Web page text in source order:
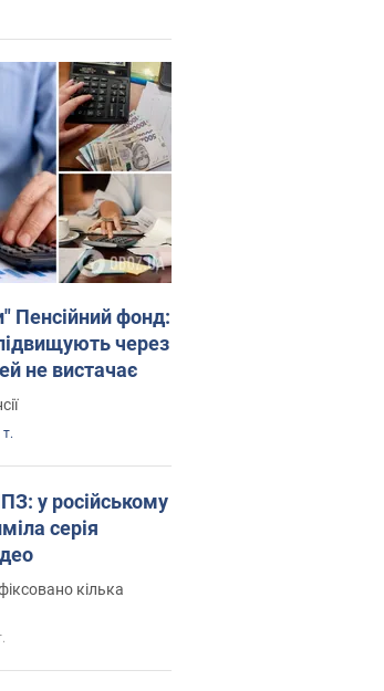
Пенсійний фонд:
через
не вистачає
у російському
серія
кілька